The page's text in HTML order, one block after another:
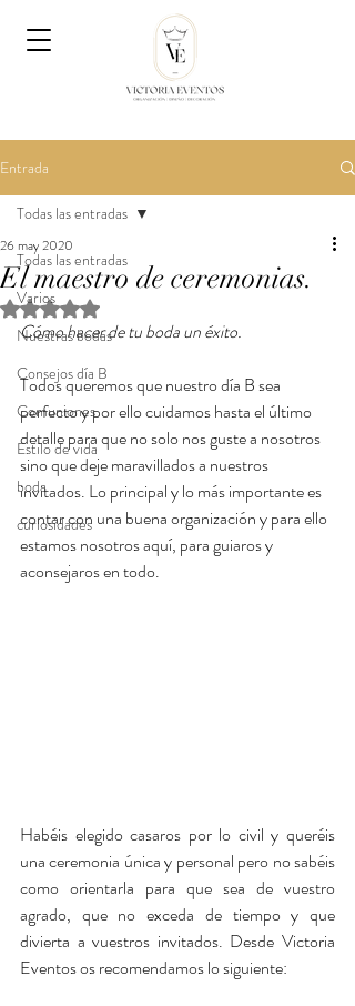
Entrada
Todas las entradas
Varios
Nuestras bodas
Consejos día B
Comuniones
Estilo de vida
boda
curiosidades
Todas las entradas
El maestro de ceremonias.
26 may 2020
Obtuvo NaN de 5 estrellas.
Cómo hacer de tu boda un éxito.
Todos queremos que nuestro día B sea
perfecto y por ello cuidamos hasta el último
detalle para que no solo nos guste a nosotros
sino que deje maravillados a nuestros
invitados. Lo principal y lo más importante es
contar con una buena organización y para ello
estamos nosotros aquí, para guiaros y
aconsejaros en todo.
Habéis elegido casaros por lo civil y queréis
una ceremonia única y personal pero no sabéis
como orientarla para que sea de vuestro
agrado, que no exceda de tiempo y que
divierta a vuestros invitados. Desde Victoria
Eventos os recomendamos lo siguiente: